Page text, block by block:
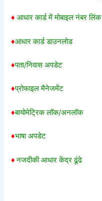
♦ आधार कार्ड में मोबाइल नंबर लिंक
♦आधार कार्ड डाउनलोड
♦पता/निवास अपडेट
♦प्रोफाइल मैनेजमेंट
♦बायोमेट्रिक लॉक/अनलॉक
♦भाषा अपडेट
♦नजदीकी आधार केंद्र ढूंढे